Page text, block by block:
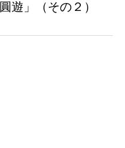
遊」（その２）